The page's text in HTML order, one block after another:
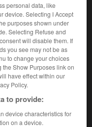
René Allio
(Marseille 1924-Paris
personal data, like
device. Selecting I Accept
purposes shown under
Selecting Refuse and
will disable them. If
you see may not be as
to change your choices
the Show Purposes link on
have effect within our
Policy.
to provide:
device characteristics for
on a device.